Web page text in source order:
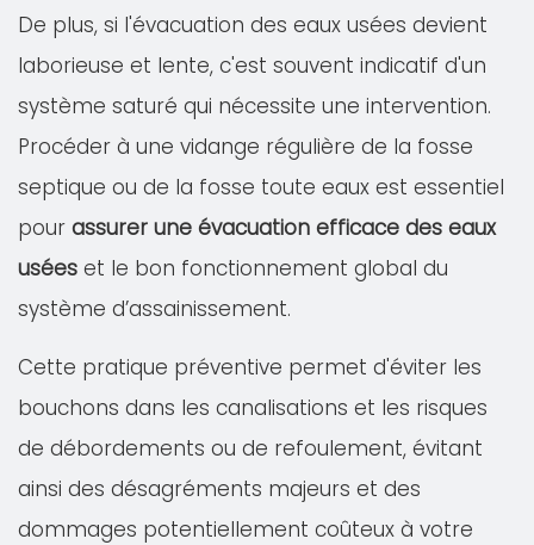
De plus, si l'évacuation des eaux usées devient
laborieuse et lente, c'est souvent indicatif d'un
système saturé qui nécessite une intervention.
Procéder à une vidange régulière de la fosse
septique ou de la fosse toute eaux est essentiel
pour assurer une évacuation efficace des eaux
usées et le bon fonctionnement global du
système d’assainissement.
Cette pratique préventive permet d'éviter les
bouchons dans les canalisations et les risques
de débordements ou de refoulement, évitant
ainsi des désagréments majeurs et des
dommages potentiellement coûteux à votre